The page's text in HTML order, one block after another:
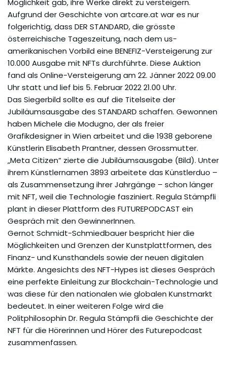
Aufgrund der Geschichte von artcare.at war es nur
folgerichtig, dass DER STANDARD, die grösste
österreichische Tageszeitung, nach dem us-
amerikanischen Vorbild eine BENEFIZ-Versteigerung zur
10.000 Ausgabe mit NFTs durchführte. Diese Auktion
fand als Online-Versteigerung am 22. Jänner 2022 09.00
Uhr statt und lief bis 5. Februar 2022 21.00 Uhr.
Das Siegerbild sollte es auf die Titelseite der
Jubiläumsausgabe des STANDARD schaffen. Gewonnen
haben Michele die Modugno, der als freier
Grafikdesigner in Wien arbeitet und die 1938 geborene
Künstlerin Elisabeth Prantner, dessen Grossmutter.
„Meta Citizen“ zierte die Jubiläumsausgabe (Bild). Unter
ihrem Künstlernamen 3893 arbeitete das Künstlerduo –
als Zusammensetzung ihrer Jahrgänge – schon länger
mit NFT, weil die Technologie fasziniert. Regula Stämpfli
plant in dieser Plattform des FUTUREPODCAST ein
Gespräch mit den GewinnerInnen.
Gernot Schmidt-Schmiedbauer bespricht hier die
Möglichkeiten und Grenzen der Kunstplattformen, des
Finanz- und Kunsthandels sowie der neuen digitalen
Märkte. Angesichts des NFT-Hypes ist dieses Gespräch
eine perfekte Einleitung zur Blockchain-Technologie und
was diese für den nationalen wie globalen Kunstmarkt
bedeutet. In einer weiteren Folge wird die
Politphilosophin Dr. Regula Stämpfli die Geschichte der
NFT für die Hörerinnen und Hörer des Futurepodcast
zusammenfassen.